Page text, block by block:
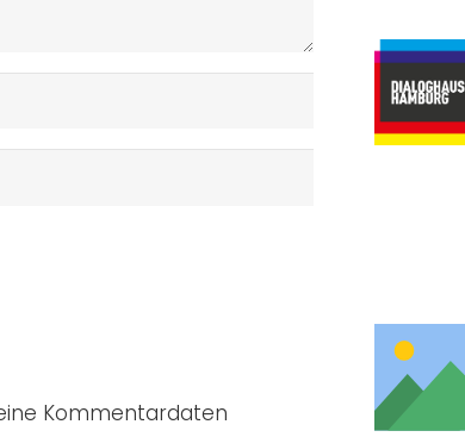
Kommentardaten